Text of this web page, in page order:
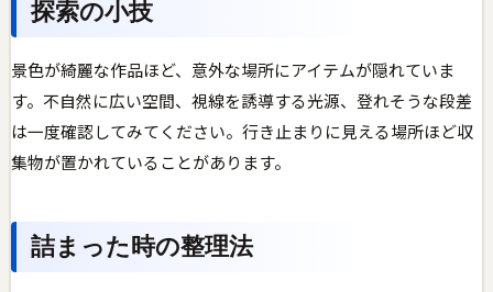
探索の小技
景色が綺麗な作品ほど、意外な場所にアイテムが隠れていま
す。不自然に広い空間、視線を誘導する光源、登れそうな段差
は一度確認してみてください。行き止まりに見える場所ほど収
集物が置かれていることがあります。
詰まった時の整理法